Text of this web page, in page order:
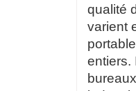
qualité
varient
entiers.